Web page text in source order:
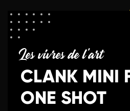
Les vivres de l'art
CLANK MINI
ONE SHOT